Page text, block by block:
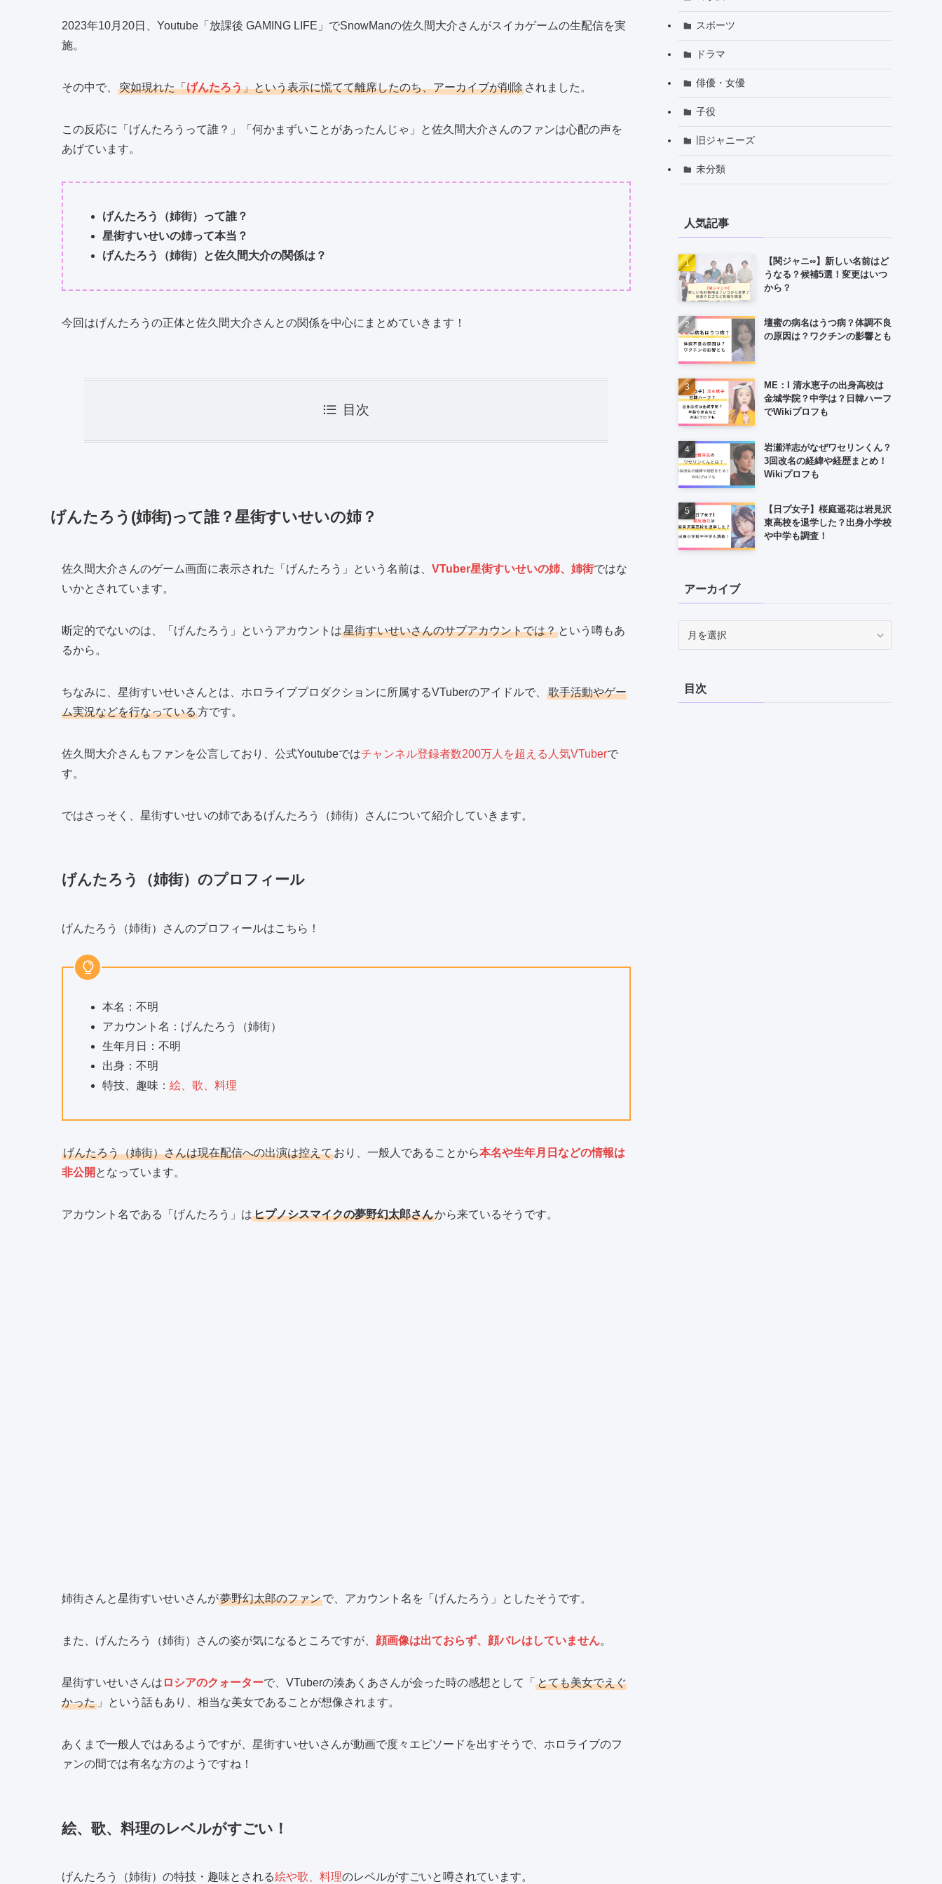
2023年10月20日、Youtube「放課後 GAMING LIFE」でSnowManの佐久間大介さんがスイカゲームの生配信を実
施。
その中で、 突如現れた「げんたろう」という表示に慌てて離席したのち、アーカイブが削除 されました。
この反応に「げんたろうって誰？」「何かまずいことがあったんじゃ」と佐久間大介さんのファンは心配の声を
あげています。
げんたろう（姉街）って誰？
星街すいせいの姉って本当？
げんたろう（姉街）と佐久間大介の関係は？
今回はげんたろうの正体と佐久間大介さんとの関係を中心にまとめていきます！
目次
げんたろう(姉街)って誰？星街すいせいの姉？
佐久間大介さんのゲーム画面に表示された「げんたろう」という名前は、 VTuber星街すいせいの姉、姉街ではな
いかとされています。
断定的でないのは、「げんたろう」というアカウントは星街すいせいさんのサブアカウントでは？ という噂もあ
るから。
ちなみに、星街すいせいさんとは、ホロライブプロダクションに所属するVTuberのアイドルで、
歌手活動やゲー
ム実況などを行なっている方です。
佐久間大介さんもファンを公言しており、公式Youtubeではチャンネル登録者数200万人を超える人気VTuberで
す。
ではさっそく、星街すいせいの姉であるげんたろう（姉街）さんについて紹介していきます。
げんたろう（姉街）のプロフィール
げんたろう（姉街）さんのプロフィールはこちら！
本名：不明
アカウント名：げんたろう（姉街）
生年月日：不明
出身：不明
特技、趣味： 絵、歌、料理
げんたろう（姉街）さんは現在配信への出演は控えており、一般人であることから本名や生年月日などの情報は
非公開 となっています。
アカウント名である「げんたろう」はヒプノシスマイクの夢野幻太郎さんから来ているそうです。
姉街さんと星街すいせいさんが夢野幻太郎のファンで、アカウント名を「げんたろう」としたそうです。
また、げんたろう（姉街）さんの姿が気になるところですが、 顔画像は出ておらず、顔バレはしていません。
星街すいせいさんは ロシアのクォーターで、VTuberの湊あくあさんが会った時の感想として「 とても美女でえぐ
かった 」という話もあり、相当な美女であることが想像されます。
あくまで一般人ではあるようですが、星街すいせいさんが動画で度々エピソードを出すそうで、ホロライブのフ
ァンの間では有名な方のようですね！
絵、歌、料理のレベルがすごい！
げんたろう（姉街）の特技・趣味とされる絵や歌、料理のレベルがすごいと噂されています。
スポーツ
ドラマ
俳優・女優
子役
旧ジャニーズ
未分類
人気記事
【関ジャニ∞】新しい名前はど
うなる？候補5選！変更はいつ
から？
壇蜜の病名はうつ病？体調不良
の原因は？ワクチンの影響とも
ME：I 清水恵子の出身高校は
金城学院？中学は？日韓ハーフ
でWikiプロフも
岩瀬洋志がなぜワセリンくん？
3回改名の経緯や経歴まとめ！
Wikiプロフも
【日プ女子】桜庭遥花は岩見沢
東高校を退学した？出身小学校
や中学も調査！
アーカイブ
ブ目次